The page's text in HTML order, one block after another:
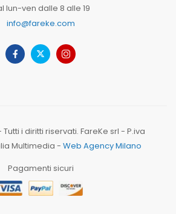
lun-ven dalle 8 alle 19
info@fareke.com
i diritti riservati. FareKe srl - P.iva
Multimedia - Web Agency Milano
Pagamenti sicuri